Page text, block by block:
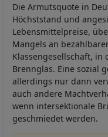
Die Armutsquote in
Höchststand und
Lebensmittelpreise,
Mangels an
Klassengesellschaft,
Brennglas. Eine sozial
allerdings nur dann
auch andere
wenn intersektionale
geschmiedet werden.